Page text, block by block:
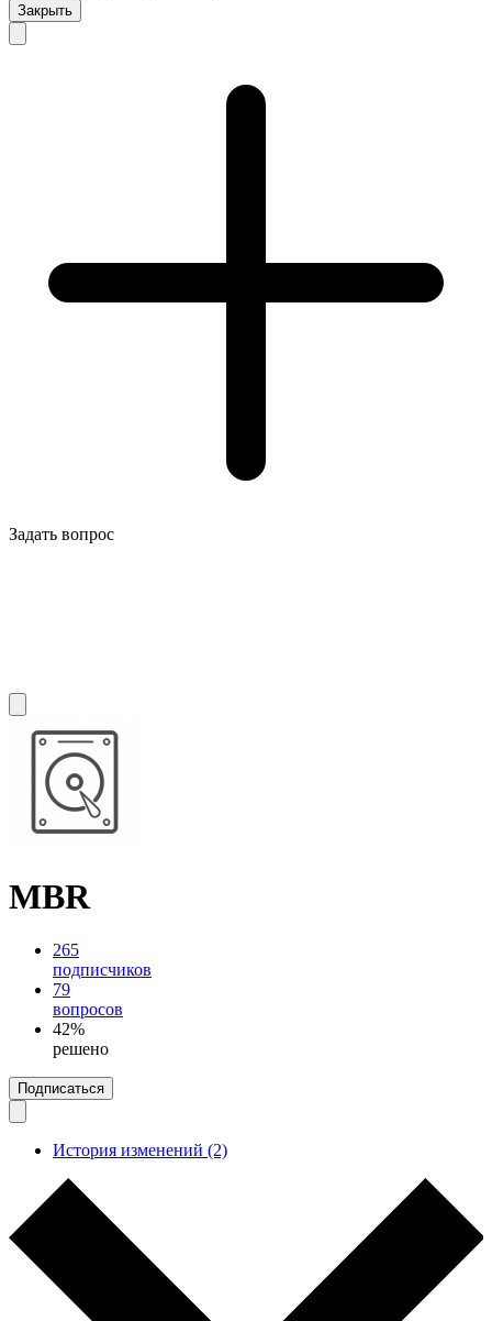
Закрыть
Задать вопрос
MBR
265
подписчиков
79
вопросов
42%
решено
Подписаться
История изменений (2)